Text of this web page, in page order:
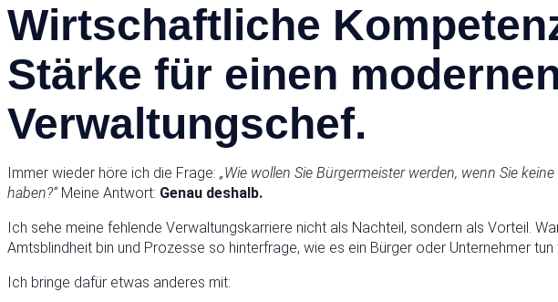
Wirtschaftliche
Stärke für einen
Verwaltungschef.
Immer wieder höre ich die Frage: „Wie wollen Sie Bürgermeister werden, wenn Sie
haben?“ Meine Antwort: Genau deshalb.
Ich sehe meine fehlende Verwaltungskarriere nicht als Nachteil, sondern als Vorteil.
Amtsblindheit bin und Prozesse so hinterfrage, wie es ein Bürger oder Unternehmer tun
Ich bringe dafür etwas anderes mit: